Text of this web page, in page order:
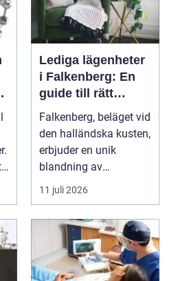
Lediga lägenheter
i Falkenberg: En
guide till rätt
bostad för dig
Falkenberg, beläget vid
den halländska kusten,
erbjuder en unik
blandning av
naturskö...
11 juli 2026